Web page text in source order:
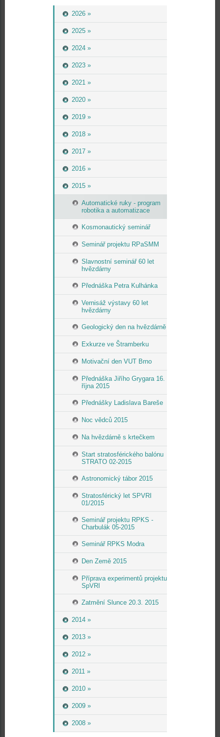
2026 »
2025 »
2024 »
2023 »
2021 »
2020 »
2019 »
2018 »
2017 »
2016 »
2015 »
Automatické ruky - program
robotika a automatizace
Kosmonautický seminář
Seminář projektu RPaSMM
Slavnostní seminář 60 let
hvězdárny
Přednáška Petra Kulhánka
Vernisáž výstavy 60 let
hvězdárny
Geologický den na hvězdárně
Exkurze ve Štramberku
Motivační den VUT Brno
Přednáška Jiřího Grygara 16.
října 2015
Přednášky Ladislava Bareše
Noc vědců 2015
Na hvězdárně s krtečkem
Start stratosférického balónu
STRATO 02-2015
Astronomický tábor 2015
Stratosférický let SPVRI
01/2015
Seminář projektu RPKS -
Charbulák 05-2015
Seminář RPKS Modra
Den Země 2015
Příprava experimentů projektu
SpVRI
Zatmění Slunce 20.3. 2015
2014 »
2013 »
2012 »
2011 »
2010 »
2009 »
2008 »